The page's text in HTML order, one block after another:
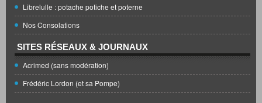
Librelulle : potache potiche et poterne
Nos Consolations
SITES RÉSEAUX & JOURNAUX
Acrimed (sans modération)
Frédéric Lordon (et sa Pompe)